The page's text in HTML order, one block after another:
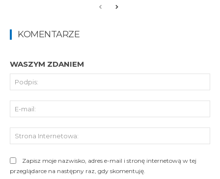
KOMENTARZE
WASZYM ZDANIEM
Zapisz moje nazwisko, adres e-mail i stronę internetową w tej
przeglądarce na następny raz, gdy skomentuję.